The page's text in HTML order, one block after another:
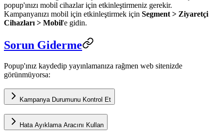
popup'ınızı mobil cihazlar için etkinleştirmeniz gerekir.
Kampanyanızı mobil için etkinleştirmek için Segment > Ziyaretçi
Cihazları > Mobil'e gidin.
Sorun Giderme
Popup'ınız kaydedip yayınlamanıza rağmen web sitenizde
görünmüyorsa:
Kampanya Durumunu Kontrol Et
Hata Ayıklama Aracını Kullan